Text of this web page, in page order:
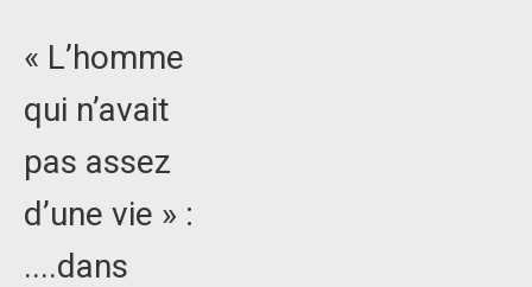
« L’homme
qui n’avait
pas assez
d’une vie » :
....dans